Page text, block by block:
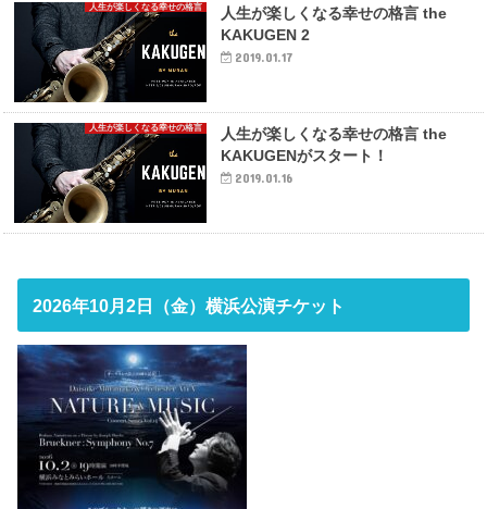
人生が楽しくなる幸せの格言
人生が楽しくなる幸せの格言 the
KAKUGEN 2
2019.01.17
人生が楽しくなる幸せの格言
人生が楽しくなる幸せの格言 the
KAKUGENがスタート！
2019.01.16
2026年10月2日（金）横浜公演チケット